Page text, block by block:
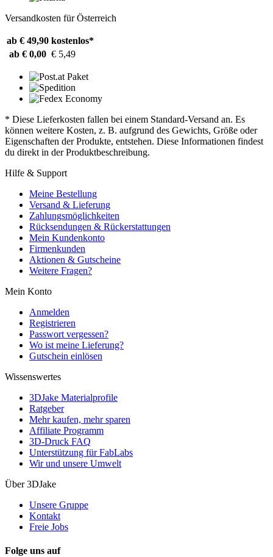
Versandkosten für Österreich
ab € 49,90 kostenlos*
ab € 0,00 € 5,49
* Diese Lieferkosten fallen bei einem Standard-Versand an. Es
können weitere Kosten, z. B. aufgrund des Gewichts, Größe oder
Eigenschaften der Produkte, entstehen. Diese Informationen findest
du direkt in der Produktbeschreibung.
Hilfe & Support
Meine Bestellung
Versand & Lieferung
Zahlungsmöglichkeiten
Rücksendungen & Rückerstattungen
Mein Kundenkonto
Firmenkunden
Aktionen & Gutscheine
Weitere Fragen?
Mein Konto
Anmelden
Registrieren
Passwort vergessen?
Wo ist meine Lieferung?
Gutschein einlösen
Wissenswertes
3DJake Materialprofile
Ratgeber
Mehr kaufen, mehr sparen
Affiliate Programm
3D-Druck FAQ
Unterstützung für FabLabs
Wir und unsere Umwelt
Über 3DJake
Unsere Gruppe
Kontakt
Freie Jobs
Folge uns auf